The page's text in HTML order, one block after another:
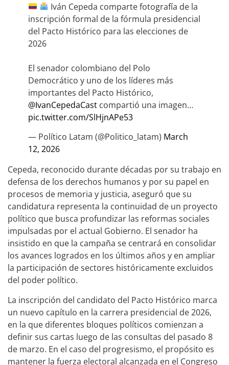
Iván Cepeda comparte fotografía de la
inscripción formal de la fórmula presidencial
del Pacto Histórico para las elecciones de
2026
El senador colombiano del Polo
Democrático y uno de los líderes más
importantes del Pacto Histórico,
@IvanCepedaCast compartió una imagen…
pic.twitter.com/SlHjnAPe53
— Político Latam (@Politico_latam) March
12, 2026
Cepeda, reconocido durante décadas por su trabajo en
defensa de los derechos humanos y por su papel en
procesos de memoria y justicia, aseguró que su
candidatura representa la continuidad de un proyecto
político que busca profundizar las reformas sociales
impulsadas por el actual Gobierno. El senador ha
insistido en que la campaña se centrará en consolidar
los avances logrados en los últimos años y en ampliar
la participación de sectores históricamente excluidos
del poder político.
La inscripción del candidato del Pacto Histórico marca
un nuevo capítulo en la carrera presidencial de 2026,
en la que diferentes bloques políticos comienzan a
definir sus cartas luego de las consultas del pasado 8
de marzo. En el caso del progresismo, el propósito es
mantener la fuerza electoral alcanzada en el Congreso